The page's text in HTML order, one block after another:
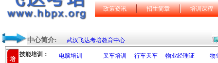
政策资讯 招生简章 培训课程
中心简介: 武汉飞达考培教育中心
培
技能培训： 电脑培训 叉车培训 行车天车 物业经理证
物